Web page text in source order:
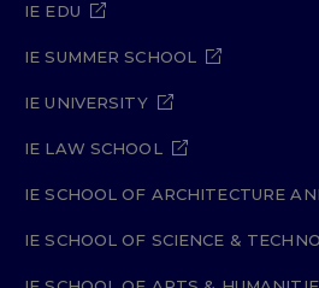
IE EDU
IE SUMMER SCHOOL
IE UNIVERSITY
IE LAW SCHOOL
IE SCHOOL OF ARCHITECTURE
IE SCHOOL OF SCIENCE &